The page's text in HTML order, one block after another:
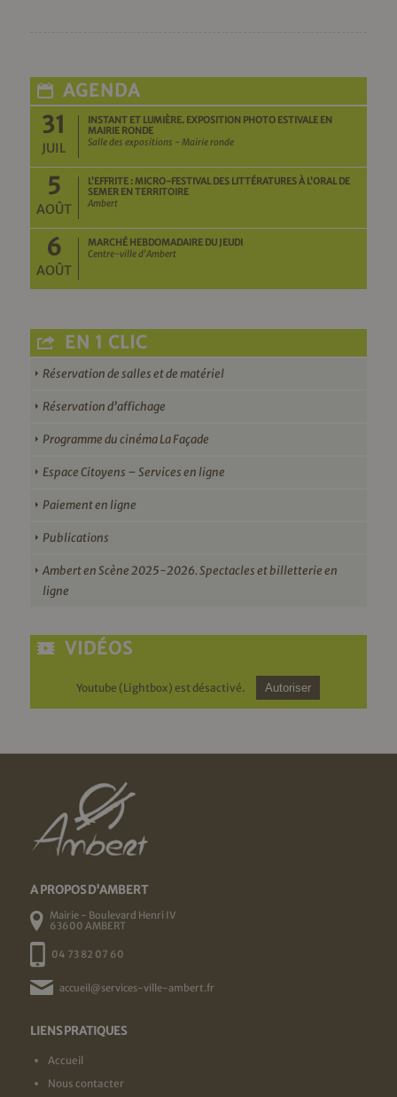
AGENDA
31
JUIL
INSTANT ET LUMIÈRE. EXPOSITION PHOTO ESTIVALE EN
MAIRIE RONDE
Salle des expositions - Mairie ronde
5
AOÛT
L’EFFRITE : MICRO-FESTIVAL DES LITTÉRATURES À L’ORAL DE
SEMER EN TERRITOIRE
Ambert
6
AOÛT
MARCHÉ HEBDOMADAIRE DU JEUDI
Centre-ville d'Ambert
EN 1 CLIC
Réservation de salles et de matériel
Réservation d’affichage
Programme du cinéma La Façade
Espace Citoyens – Services en ligne
Paiement en ligne
Publications
Ambert en Scène 2025-2026. Spectacles et billetterie en
ligne
VIDÉOS
Youtube (Lightbox) est désactivé. Autoriser
A PROPOS D'AMBERT
Mairie - Boulevard Henri IV
63600 AMBERT
04 73 82 07 60
accueil@services-ville-ambert.fr
LIENS PRATIQUES
Accueil
Nous contacter